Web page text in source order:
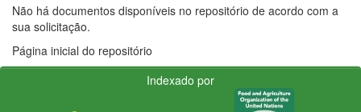
Não há documentos disponíveis no repositório de acordo com a
sua solicitação.
Página inicial do repositório
Indexado por